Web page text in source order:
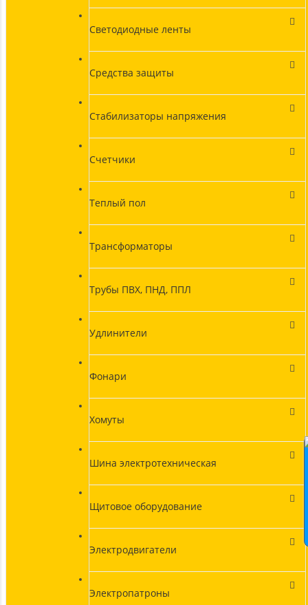
Светодиодные ленты
Средства защиты
Стабилизаторы напряжения
Счетчики
Теплый пол
Трансформаторы
Трубы ПВХ, ПНД, ППЛ
Удлинители
Фонари
Хомуты
Шина электротехническая
Щитовое оборудование
Электродвигатели
Электропатроны